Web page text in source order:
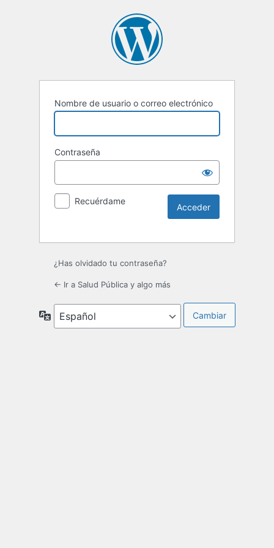
Nombre de usuario o correo electrónico
Contraseña
Recuérdame
¿Has olvidado tu contraseña?
← Ir a Salud Pública y algo más
Idioma